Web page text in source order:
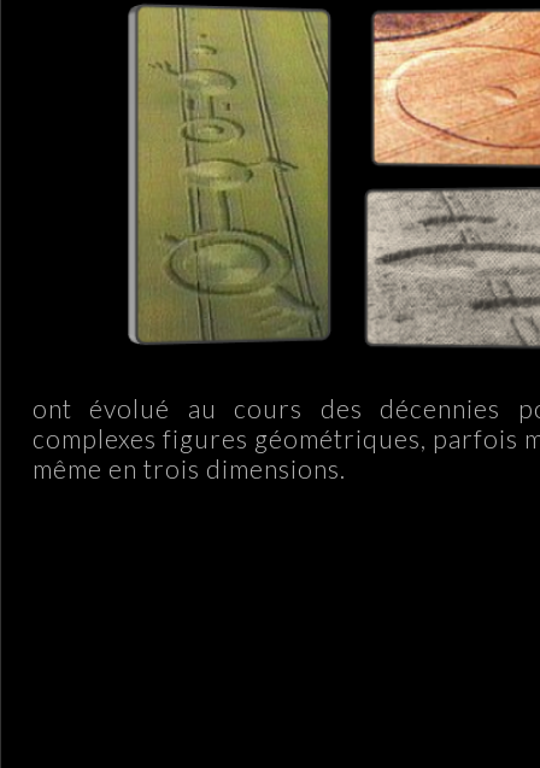
ont évolué au cours des décennies
complexes figures géométriques, parfois
même en trois dimensions.